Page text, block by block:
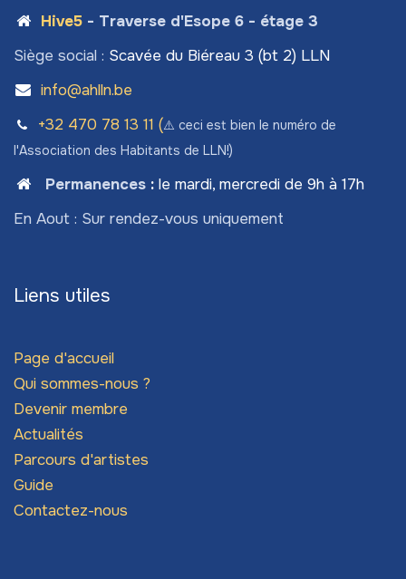
Hive5- Traverse d'Esope 6 - étage 3
Siège social : Scavée du Biéreau 3 (bt 2) LLN
info@ahlln.be
+32 470 78​ 13 11 (⚠️ ceci est bien le numéro de
l'Association des Habitants de LLN!)
Permanences: le mardi, mercredi de 9h à 17h
En Aout : Sur rendez-vous uniquement
Liens utiles
Page d'accueil
Qui sommes-nous ?
Devenir membre
Actualités
Parcours d'artistes
Guide
Contactez-nous